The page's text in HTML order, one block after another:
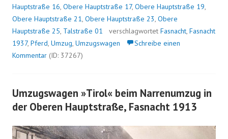
Hauptstraße 16, Obere Hauptstraße 17, Obere Hauptstraße 19,
Obere Hauptstraße 21, Obere Hauptstraße 23, Obere
Hauptstraße 25, Talstraße 01 verschlagwortet Fasnacht, Fasnacht
1937, Pferd, Umzug, Umzugswagen
Schreibe einen
Kommentar (ID: 37267)
Umzugswagen »Tirol« beim Narrenumzug in
der Oberen Hauptstraße, Fasnacht 1913